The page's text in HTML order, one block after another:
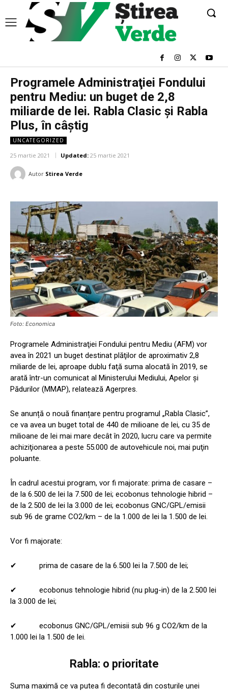
Programele Administraţiei Fondului
pentru Mediu: un buget de 2,8
miliarde de lei. Rabla Clasic şi Rabla
Plus, în câștig
UNCATEGORIZED
25 martie 2021 Updated: 25 martie 2021
Autor Stirea Verde
Foto: Economica
Programele Administraţiei Fondului pentru Mediu (AFM) vor
avea în 2021 un buget destinat plăţilor de aproximativ 2,8
miliarde de lei, aproape dublu faţă suma alocată în 2019, se
arată într-un comunicat al Ministerului Mediului, Apelor şi
Pădurilor (MMAP), relatează Agerpres.
Se anunță o nouă finanțare pentru programul „Rabla Clasic”,
ce va avea un buget total de 440 de milioane de lei, cu 35 de
milioane de lei mai mare decât în 2020, lucru care va permite
achiziţionarea a peste 55.000 de autovehicule noi, mai puţin
poluante.
În cadrul acestui program, vor fi majorate: prima de casare –
de la 6.500 de lei la 7.500 de lei; ecobonus tehnologie hibrid –
de la 2.500 de lei la 3.000 de lei; ecobonus GNC/GPL/emisii
sub 96 de grame CO2/km – de la 1.000 de lei la 1.500 de lei.
Vor fi majorate:
✔ prima de casare de la 6.500 lei la 7.500 de lei;
✔ ecobonus tehnologie hibrid (nu plug-in) de la 2.500 lei
la 3.000 de lei;
✔ ecobonus GNC/GPL/emisii sub 96 g CO2/km de la
1.000 lei la 1.500 de lei.
Rabla: o prioritate
Suma maximă ce va putea fi decontată din costurile unei